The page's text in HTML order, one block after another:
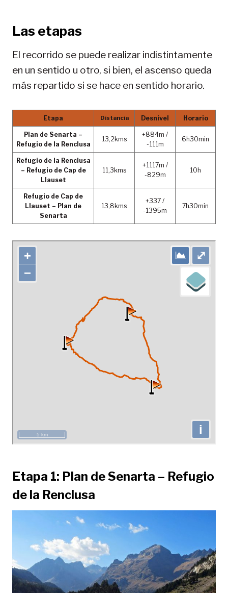
Las etapas
El recorrido se puede realizar indistintamente
en un sentido u otro, si bien, el ascenso queda
más repartido si se hace en sentido horario.
Etapa Distancia Desnivel Horario
Plan de Senarta –
Refugio de la Renclusa
13,2kms
+884m /
-111m
6h30min
Refugio de la Renclusa
– Refugio de Cap de
Llauset
11,3kms
+1117m /
-829m
10h
Refugio de Cap de
Llauset – Plan de
Senarta
13,8kms
+337 /
-1395m
7h30min
Etapa 1: Plan de Senarta – Refugio
de la Renclusa